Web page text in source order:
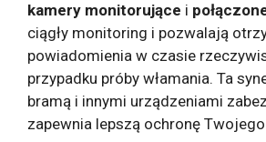
kamery monitorujące i
ciągły monitoring i pozwalają
powiadomienia w czasie
przypadku próby włamania. Ta
bramą i innymi urządzeniami
zapewnia lepszą ochronę